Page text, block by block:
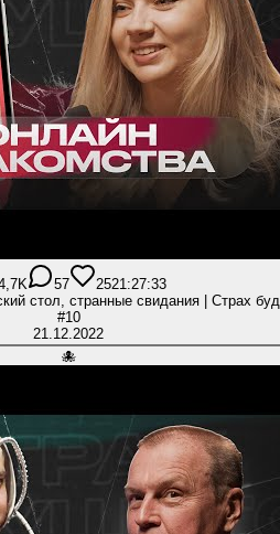
57 2521:27:33
странные свидания | Страх будущего
#10
21.12.2022
🐙